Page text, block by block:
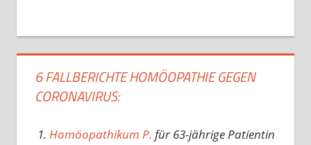
6 FALLBERICHTE HOMÖOPATHIE GEGEN
CORONAVIRUS:
Homöopathikum P. für 63-jährige Patientin